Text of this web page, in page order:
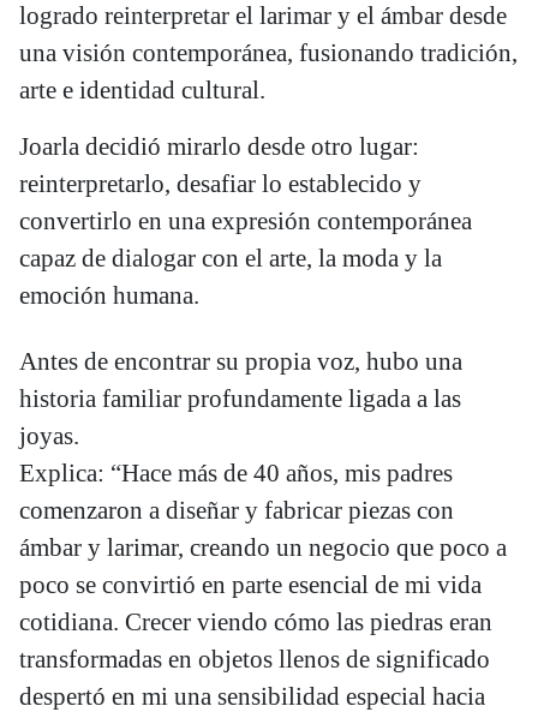
logrado reinterpretar el larimar y el ámbar desde
una visión contemporánea, fusionando tradición,
arte e identidad cultural.
Joarla decidió mirarlo desde otro lugar:
reinterpretarlo, desafiar lo establecido y
convertirlo en una expresión contemporánea
capaz de dialogar con el arte, la moda y la
emoción humana.
Antes de encontrar su propia voz, hubo una
historia familiar profundamente ligada a las
joyas.
Explica: “Hace más de 40 años, mis padres
comenzaron a diseñar y fabricar piezas con
ámbar y larimar, creando un negocio que poco a
poco se convirtió en parte esencial de mi vida
cotidiana. Crecer viendo cómo las piedras eran
transformadas en objetos llenos de significado
despertó en mi una sensibilidad especial hacia